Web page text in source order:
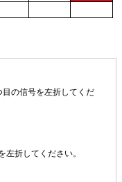
の信号を左折してくだ
折してください。